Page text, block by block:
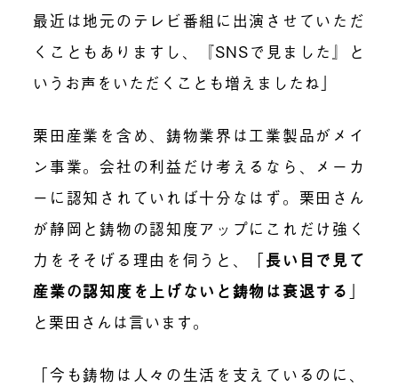
最近は地元のテレビ番組に出演させていただ
くこともありますし、『SNSで見ました』と
いうお声をいただくことも増えましたね」
栗田産業を含め、鋳物業界は工業製品がメイ
ン事業。会社の利益だけ考えるなら、メーカ
ーに認知されていれば十分なはず。栗田さん
が静岡と鋳物の認知度アップにこれだけ強く
力をそそげる理由を伺うと、
「長い目で見て
産業の認知度を上げないと鋳物は衰退する 」
と栗田さんは言います。
「今も鋳物は人々の生活を支えているのに、